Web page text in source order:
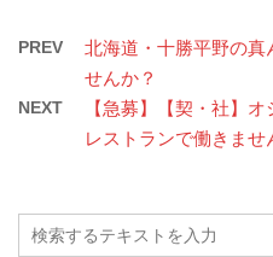
PREV
北海道・十勝平野の真
せんか？
NEXT
【急募】【契・社】
レストランで働きませ